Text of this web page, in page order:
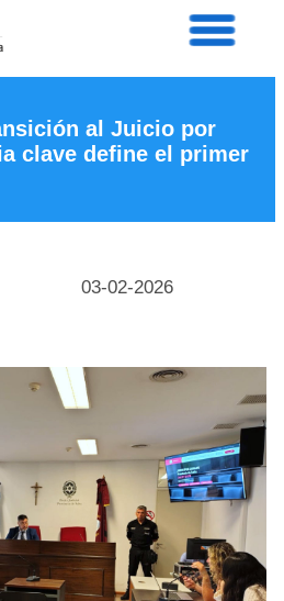
Servicios
Prensa
Intranet
al Juicio por
clave define el primer
03-02-2026